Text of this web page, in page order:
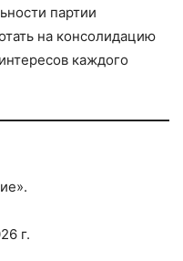
партии
на консолидацию
каждого
г.